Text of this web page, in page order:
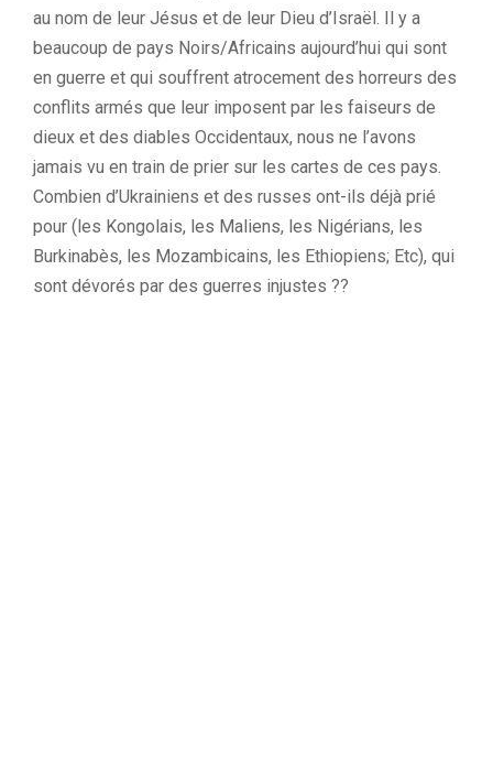
au nom de leur Jésus et de leur Dieu d’Israël. Il y a
beaucoup de pays Noirs/Africains aujourd’hui qui sont
en guerre et qui souffrent atrocement des horreurs des
conflits armés que leur imposent par les faiseurs de
dieux et des diables Occidentaux, nous ne l’avons
jamais vu en train de prier sur les cartes de ces pays.
Combien d’Ukrainiens et des russes ont-ils déjà prié
pour (les Kongolais, les Maliens, les Nigérians, les
Burkinabès, les Mozambicains, les Ethiopiens; Etc), qui
sont dévorés par des guerres injustes ??